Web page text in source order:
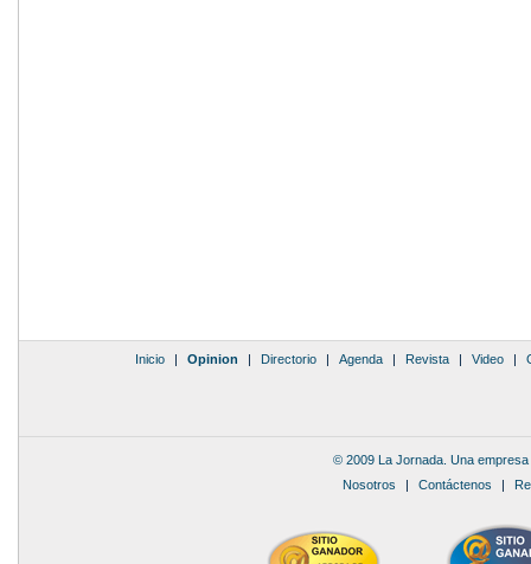
Inicio | Opinion | Directorio | Agenda | Revista | Video |
© 2009 La Jornada. Una
Nosotros | Contáctenos |